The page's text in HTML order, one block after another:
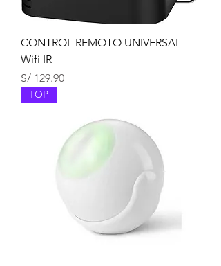
CONTROL REMOTO UNIVERSAL
Wifi IR
Precio
S/ 129.90
TOP